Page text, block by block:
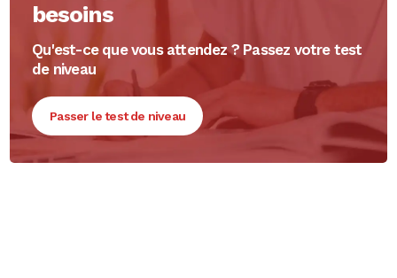
besoins
Qu'est-ce que vous attendez ? Passez votre test
de niveau
Passer le test de niveau